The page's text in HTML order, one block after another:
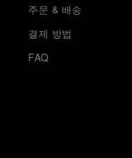
주문 & 배송
결제 방법
FAQ